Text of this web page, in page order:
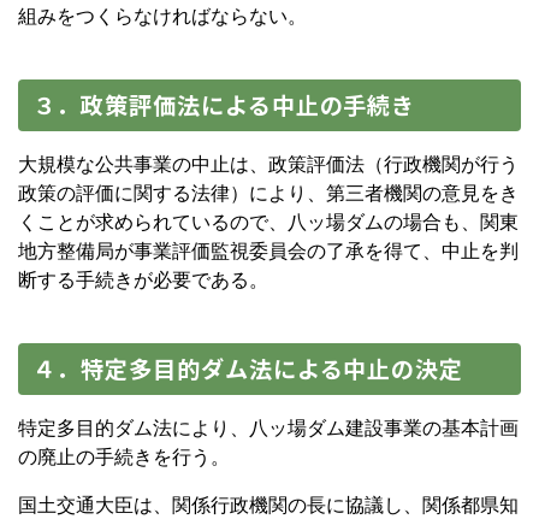
組みをつくらなければならない。
３．政策評価法による中止の手続き
大規模な公共事業の中止は、政策評価法（行政機関が行う
政策の評価に関する法律）により、第三者機関の意見をき
くことが求められているので、八ッ場ダムの場合も、関東
地方整備局が事業評価監視委員会の了承を得て、中止を判
断する手続きが必要である。
４．特定多目的ダム法による中止の決定
特定多目的ダム法により、八ッ場ダム建設事業の基本計画
の廃止の手続きを行う。
国土交通大臣は、関係行政機関の長に協議し、関係都県知